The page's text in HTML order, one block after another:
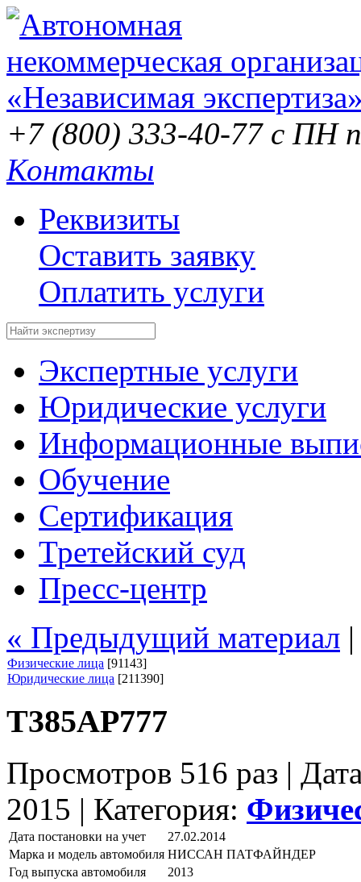
+7 (800) 333-40-77 с ПН
Контакты
Реквизиты
Оставить заявку
Оплатить услуги
Экспертные услуги
Юридические услуги
Информационные
Обучение
Сертификация
Третейский суд
Пресс-центр
« Предыдущий материал
Физические лица [91143]
Юридические лица [211390]
Т385АР777
Просмотров 516 раз |
2015 | Категория:
Дата постановки на учет
27.02.2014
Марка и модель автомобиля НИССАН ПАТФАЙНДЕР
Год выпуска автомобиля
2013